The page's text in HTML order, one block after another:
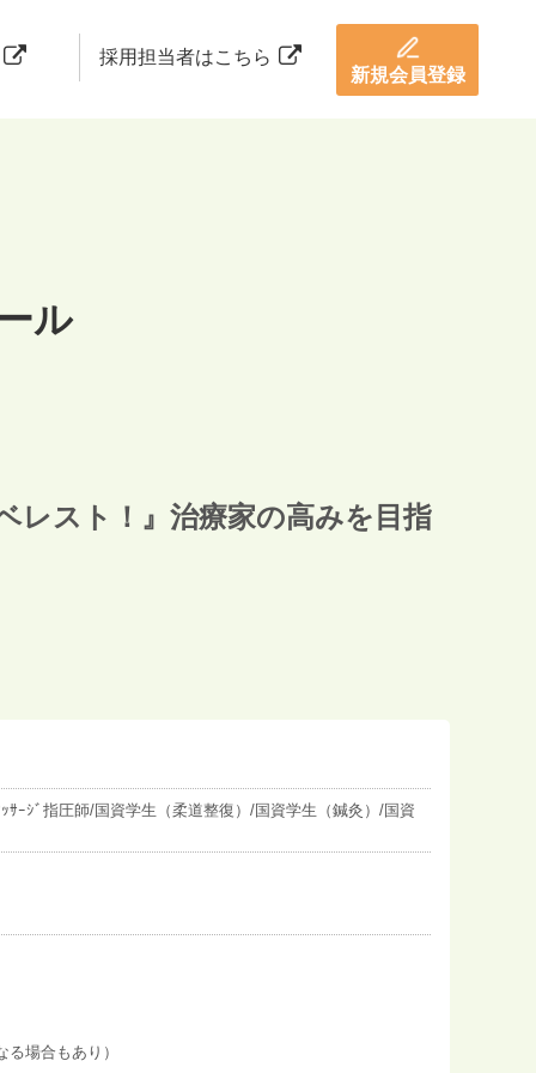
採用担当者はこちら
新規会員登録
ル
レスト！』治療家の高みを目指
ｰｼﾞ指圧師/国資学生（柔道整復）/国資学生（鍼灸）/国資
場合もあり）